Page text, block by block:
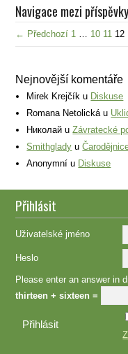
Navigace mezi příspěvky
← Předchozí 1 10 11 12
Nejnovější komentáře
Mirek Krejčík u Diskuse
Romana Netolická u
Николай uZávratecké
Smithglady u
Anonymní u Diskuse
Přihlásit
Uživatelské jméno
Heslo
Please enter an answer in
thirteen + sixteen =